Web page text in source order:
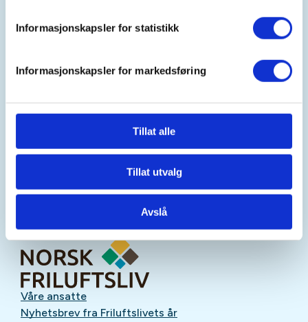
Informasjonskapsler for statistikk
Informasjonskapsler for markedsføring
Tillat alle
Tillat utvalg
Avslå
Mer informasjon
Oppmøtested
Våre ansatte
Nyhetsbrev fra Friluftslivets år